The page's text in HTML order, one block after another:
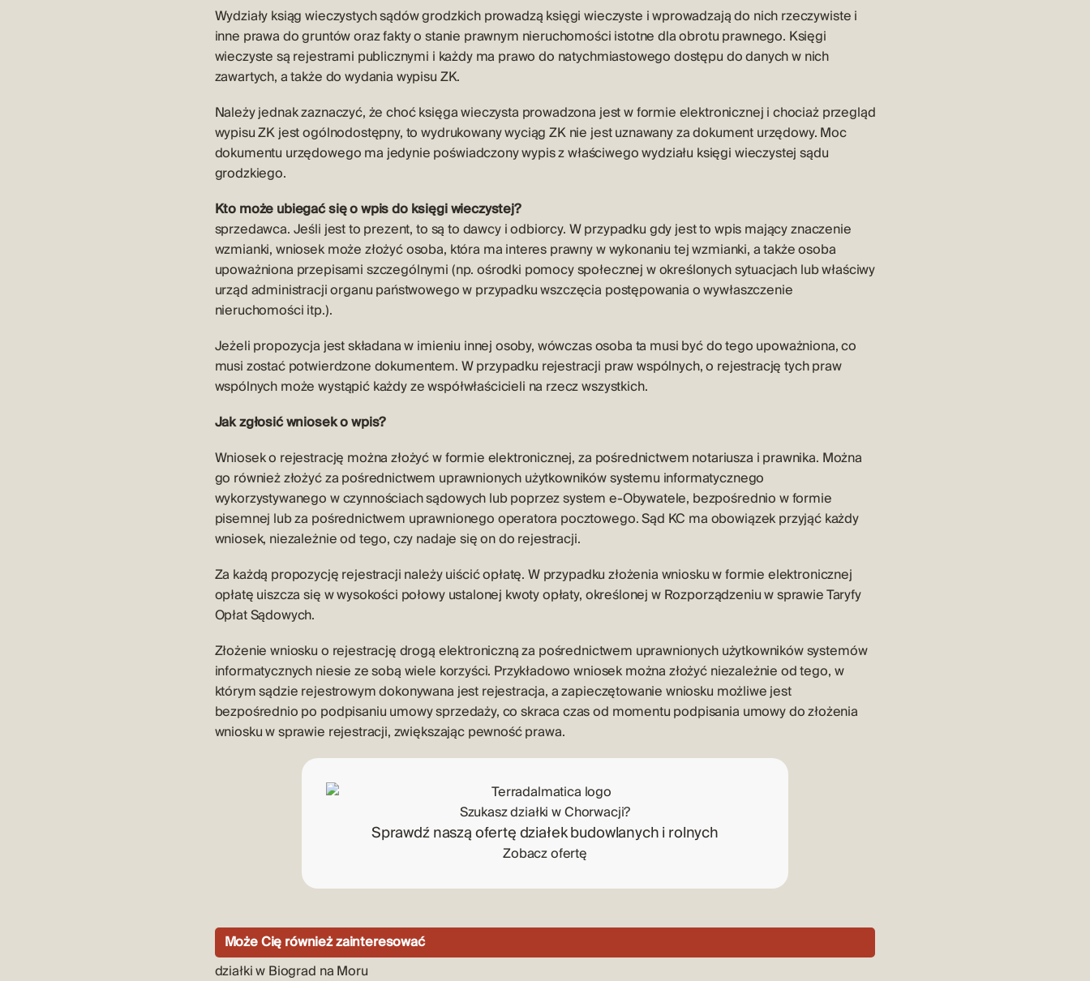
Wydziały ksiąg wieczystych sądów grodzkich prowadzą księgi wieczyste i wprowadzają do nich rzeczywiste i
inne prawa do gruntów oraz fakty o stanie prawnym nieruchomości istotne dla obrotu prawnego. Księgi
wieczyste są rejestrami publicznymi i każdy ma prawo do natychmiastowego dostępu do danych w nich
zawartych, a także do wydania wypisu ZK.
Należy jednak zaznaczyć, że choć księga wieczysta prowadzona jest w formie elektronicznej i chociaż przegląd
wypisu ZK jest ogólnodostępny, to wydrukowany wyciąg ZK nie jest uznawany za dokument urzędowy. Moc
dokumentu urzędowego ma jedynie poświadczony wypis z właściwego wydziału księgi wieczystej sądu
grodzkiego.
Kto może ubiegać się o wpis do księgi wieczystej?
sprzedawca. Jeśli jest to prezent, to są to dawcy i odbiorcy. W przypadku gdy jest to wpis mający znaczenie
wzmianki, wniosek może złożyć osoba, która ma interes prawny w wykonaniu tej wzmianki, a także osoba
upoważniona przepisami szczególnymi (np. ośrodki pomocy społecznej w określonych sytuacjach lub właściwy
urząd administracji organu państwowego w przypadku wszczęcia postępowania o wywłaszczenie
nieruchomości itp.).
Jeżeli propozycja jest składana w imieniu innej osoby, wówczas osoba ta musi być do tego upoważniona, co
musi zostać potwierdzone dokumentem. W przypadku rejestracji praw wspólnych, o rejestrację tych praw
wspólnych może wystąpić każdy ze współwłaścicieli na rzecz wszystkich.
Jak zgłosić wniosek o wpis?
Wniosek o rejestrację można złożyć w formie elektronicznej, za pośrednictwem notariusza i prawnika. Można
go również złożyć za pośrednictwem uprawnionych użytkowników systemu informatycznego
wykorzystywanego w czynnościach sądowych lub poprzez system e-Obywatele, bezpośrednio w formie
pisemnej lub za pośrednictwem uprawnionego operatora pocztowego. Sąd KC ma obowiązek przyjąć każdy
wniosek, niezależnie od tego, czy nadaje się on do rejestracji.
Za każdą propozycję rejestracji należy uiścić opłatę. W przypadku złożenia wniosku w formie elektronicznej
opłatę uiszcza się w wysokości połowy ustalonej kwoty opłaty, określonej w Rozporządzeniu w sprawie Taryfy
Opłat Sądowych.
Złożenie wniosku o rejestrację drogą elektroniczną za pośrednictwem uprawnionych użytkowników systemów
informatycznych niesie ze sobą wiele korzyści. Przykładowo wniosek można złożyć niezależnie od tego, w
którym sądzie rejestrowym dokonywana jest rejestracja, a zapieczętowanie wniosku możliwe jest
bezpośrednio po podpisaniu umowy sprzedaży, co skraca czas od momentu podpisania umowy do złożenia
wniosku w sprawie rejestracji, zwiększając pewność prawa.
Szukasz działki w Chorwacji?
Sprawdź naszą ofertę działek budowlanych i rolnych
Zobacz ofertę
Może Cię również zainteresować
działki w Biograd na Moru